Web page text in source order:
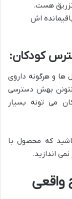
تزریق هست.
اش
کودکان:
ها و هرگونه داروی
نتونن بهش دسترسی
می تونه بسیار
که محصول با
اندازید.
واقعی